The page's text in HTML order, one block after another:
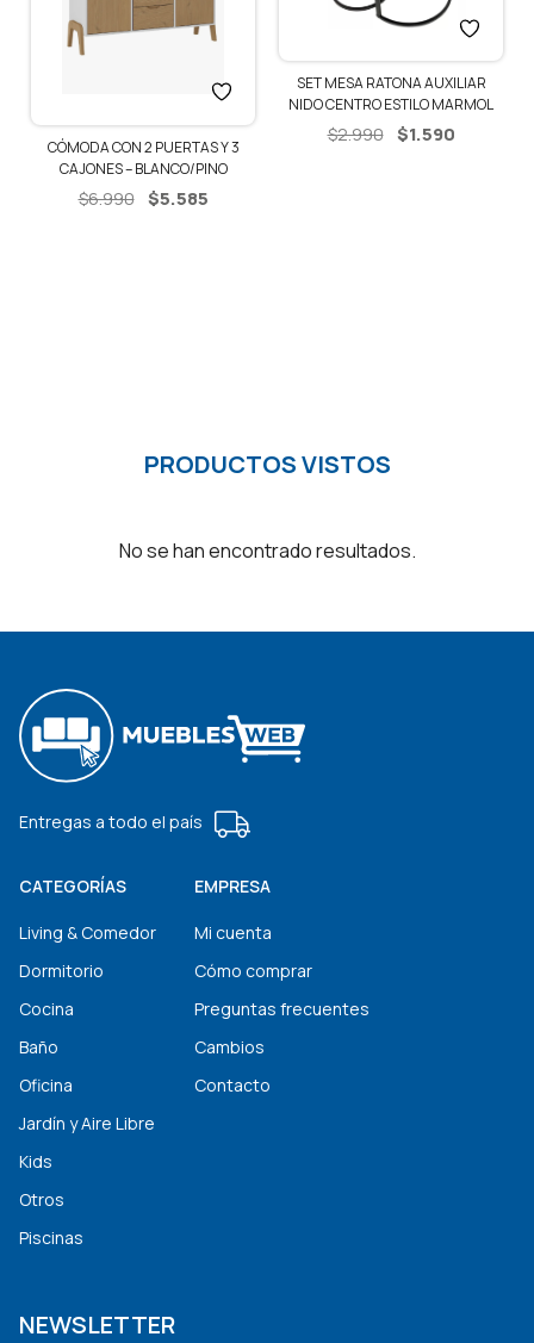
CÓMODA CON 2 PUERTAS Y 3
CAJONES – BLANCO/PINO
$6.990
El
$5.585El
SET MESA RATONA AUXILIAR
NIDO CENTRO ESTILO MARMOL
$2.990
El
$1.590El
PRODUCTOS VISTOS
No se han encontrado resultados.
Entregas a todo el país
CATEGORÍAS
Living & Comedor
Dormitorio
Cocina
Baño
Oficina
Jardín y Aire Libre
Kids
Otros
Piscinas
EMPRESA
Mi cuenta
Cómo comprar
Preguntas frecuentes
Cambios
Contacto
NEWSLETTER